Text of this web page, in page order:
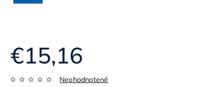
Neohodnotené
€15,16